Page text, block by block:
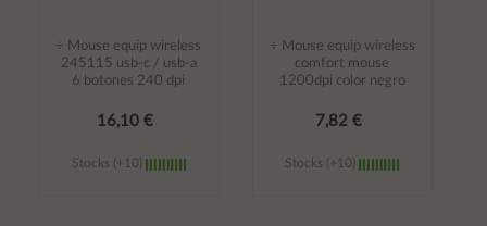
÷ Mouse equip wireless
245115 usb-c / usb-a
6 botones 240 dpi
16,10 €
Stocks (+10)
÷ Mouse equip wireless
comfort mouse
1200dpi color negro
7,82 €
Stocks (+10)